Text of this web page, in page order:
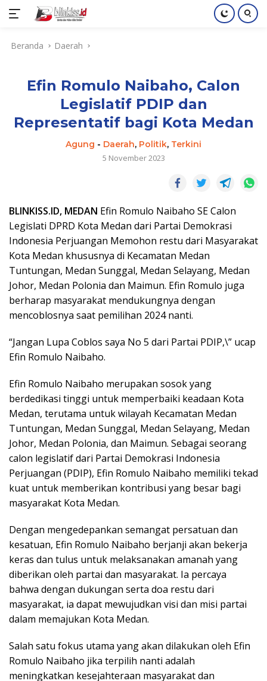
Beranda Daerah
Efin Romulo Naibaho, Calon
Legislatif PDIP dan
Representatif bagi Kota Medan
Agung - Daerah, Politik, Terkini
5 November 2023
BLINKISS.ID, MEDAN Efin Romulo Naibaho SE Calon
Legislati DPRD Kota Medan dari Partai Demokrasi
Indonesia Perjuangan Memohon restu dari Masyarakat
Kota Medan khususnya di Kecamatan Medan
Tuntungan, Medan Sunggal, Medan Selayang, Medan
Johor, Medan Polonia dan Maimun. Efin Romulo juga
berharap masyarakat mendukungnya dengan
mencoblosnya saat pemilihan 2024 nanti.
“Jangan Lupa Coblos saya No 5 dari Partai PDIP,\” ucap
Efin Romulo Naibaho.
Efin Romulo Naibaho merupakan sosok yang
berdedikasi tinggi untuk memperbaiki keadaan Kota
Medan, terutama untuk wilayah Kecamatan Medan
Tuntungan, Medan Sunggal, Medan Selayang, Medan
Johor, Medan Polonia, dan Maimun. Sebagai seorang
calon legislatif dari Partai Demokrasi Indonesia
Perjuangan (PDIP), Efin Romulo Naibaho memiliki tekad
kuat untuk memberikan kontribusi yang besar bagi
masyarakat Kota Medan.
Dengan mengedepankan semangat persatuan dan
kesatuan, Efin Romulo Naibaho berjanji akan bekerja
keras dan tulus untuk melaksanakan amanah yang
diberikan oleh partai dan masyarakat. Ia percaya
bahwa dengan dukungan serta doa restu dari
masyarakat, ia dapat mewujudkan visi dan misi partai
dalam memajukan Kota Medan.
Salah satu fokus utama yang akan dilakukan oleh Efin
Romulo Naibaho jika terpilih nanti adalah
meningkatkan kesejahteraan masyarakat dan